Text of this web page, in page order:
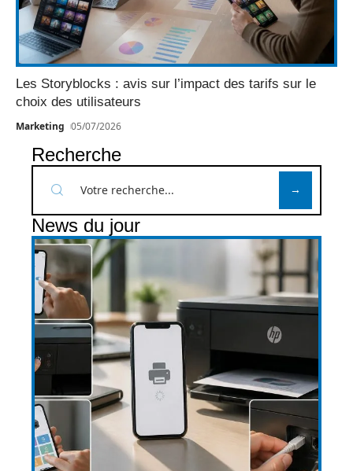
Les Storyblocks : avis sur l’impact des tarifs sur le
choix des utilisateurs
Marketing 05/07/2026
Recherche
News du jour